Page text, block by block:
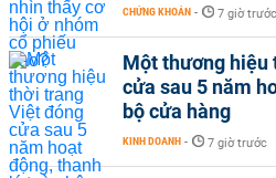
CHỨNG KHOÁN - 7 giờ trước
Một thương hiệu
cửa sau 5 năm
bộ cửa hàng
KINH DOANH - 7 giờ trước